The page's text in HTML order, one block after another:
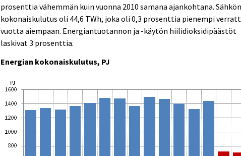
prosenttia vähemmän kuin vuonna 2010 samana ajankohtana. Sähkön
kokonaiskulutus oli 44,6 TWh, joka oli 0,3 prosenttia pienempi
vuotta aiempaan. Energiantuotannon ja -käytön hiilidioksidipäästöt
laskivat 3 prosenttia.
Energian kokonaiskulutus, PJ